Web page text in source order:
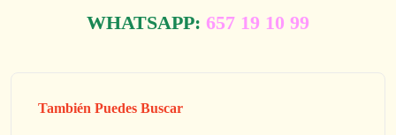
WHATSAPP: 657 19 10 99
También Puedes Buscar